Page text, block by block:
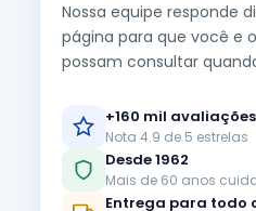
Nossa equipe responde
página para que você e
possam consultar
+160 mil
Nota 4.9 de 5 estrelas
Desde 1962
Mais de 60 anos
Entrega para todo